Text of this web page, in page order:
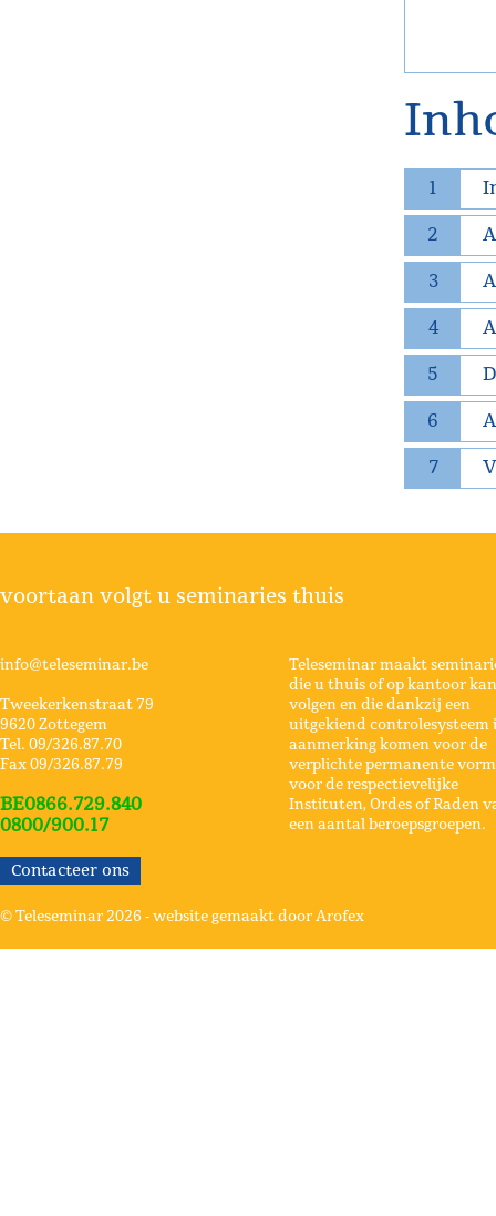
1
2
3
4
5
6
7
voortaan volgt u seminaries thuis
info@teleseminar.be
Tweekerkenstraat 79
9620 Zottegem
Tel. 09/326.87.70
Fax 09/326.87.79
BE0866.729.840
0800/900.17
Contacteer ons
Teleseminar maakt
die u thuis of op kantoor kan
volgen en die dankzij een
uitgekiend controlesysteem
aanmerking komen voor de
verplichte permanente
voor de respectievelijke
Instituten, Ordes of Raden
een aantal beroepsgroepen.
© Teleseminar 2026 -website gemaakt door Arofex